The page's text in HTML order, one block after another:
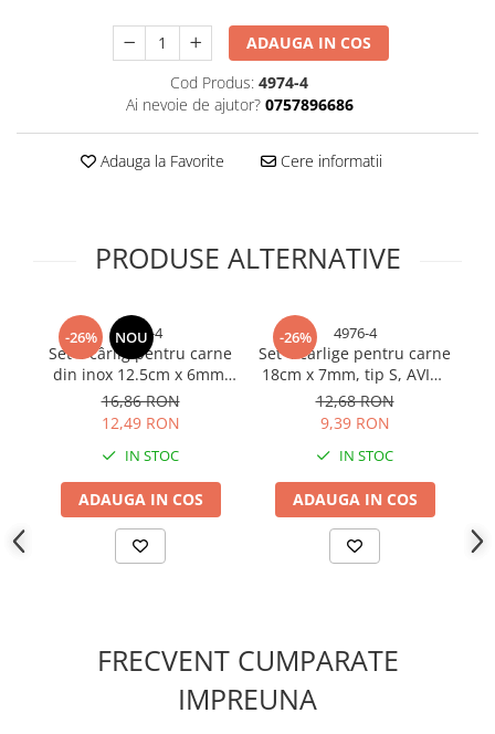
Manusi unica folosinta
Maturi, Mopuri si galeti
Decoratiuni casa & sarbatori
Accesorii decorative
Accesorii corpuri de iluminat
Accesorii prize si intrerupatoare
Aplice fatada
Aplice si plafoniere
Cabluri electrice si conductori
Cabluri si adaptoare
Intrerupatoare
Lampi si veioze
Insecticide & capcane
Kit-uri Smart Home si senzori
ADAUGA IN COS
Cod Produs: 4974-4
Ai nevoie de ajutor? 0757896686
Adauga la Favorite Cere informatii
PRODUSE ALTERNATIVE
-26% NOU
4977-4
Set 4 cârlig pentru carne
din inox 12.5cm x 6mm,
tip S, ambele vârfuri
ascuțite, 50 g, AVI-4977
16,86 RON
12,49 RON
IN STOC
ADAUGA IN COS
-26% 4976-4
Set 4 cârlige pentru carne
18cm x 7mm, tip S, AVI®,
ambele vârfuri ascuțite,
AVI-4976
12,68 RON
9,39 RON
IN STOC
ADAUGA IN COS
FRECVENT CUMPARATE
IMPREUNA